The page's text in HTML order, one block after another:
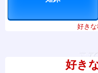
好きな
好き